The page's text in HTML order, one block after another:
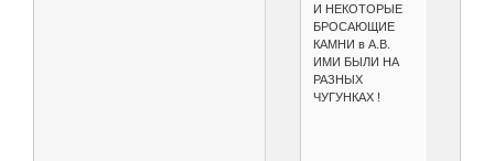
И НЕКОТОРЫЕ
БРОСАЮЩИЕ
КАМНИ в А.В.
ИМИ БЫЛИ НА
РАЗНЫХ
ЧУГУНКАХ !